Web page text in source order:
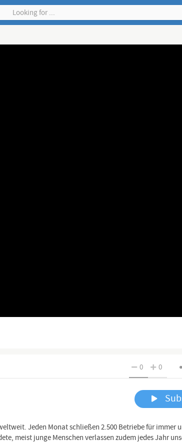
0 0
Jeden Monat schließen 2.500 Betriebe für immer
meist junge Menschen verlassen zudem jedes Jahr